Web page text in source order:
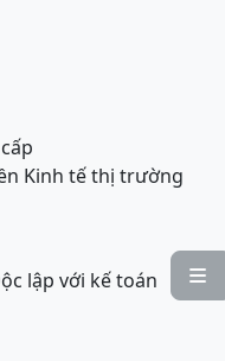

Kinh tế thị trường
lập với kế toán